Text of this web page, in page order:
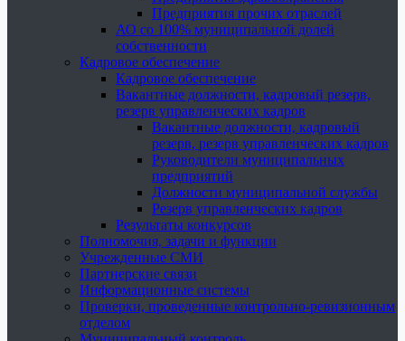
Предприятия прочих отраслей
АО со 100% муниципальной долей
собственности
Кадровое обеспечение
Кадровое обеспечение
Вакантные должности, кадровый резерв,
резерв управленческих кадров
Вакантные должности, кадровый
резерв, резерв управленческих кадров
Руководители муниципальных
предприятий
Должности муниципальной службы
Резерв управленческих кадров
Результаты конкурсов
Полномочия, задачи и функции
Учрежденные СМИ
Партнерские связи
Информационные системы
Проверки, проведенные контрольно-ревизионным
отделом